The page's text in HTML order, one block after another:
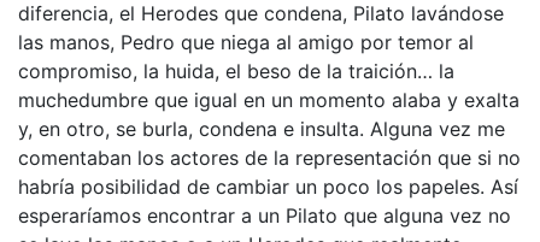
diferencia, el Herodes que condena, Pilato lavándose
las manos, Pedro que niega al amigo por temor al
compromiso, la huida, el beso de la traición… la
muchedumbre que igual en un momento alaba y exalta
y, en otro, se burla, condena e insulta. Alguna vez me
comentaban los actores de la representación que si no
habría posibilidad de cambiar un poco los papeles. Así
esperaríamos encontrar a un Pilato que alguna vez no